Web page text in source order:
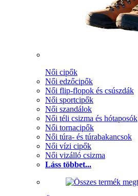
Női cipők
Női edzőcipők
Női flip-flopok és csúszdák
Női sportcipők
Női szandálok
Női téli csizma és hótaposók
Női tornacipők
Női túra- és túrabakancsok
Női vízi cipők
Női vizálló csizma
Láss többet...